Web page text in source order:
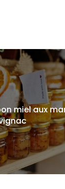
miel aux